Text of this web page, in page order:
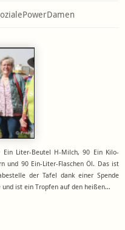
Ein Liter-Beutel H-Milch, 90 Ein Kilo-
und 90 Ein-Liter-Flaschen Öl. Das ist
der Tafel dank einer Spende
und ist ein Tropfen auf den heißen…